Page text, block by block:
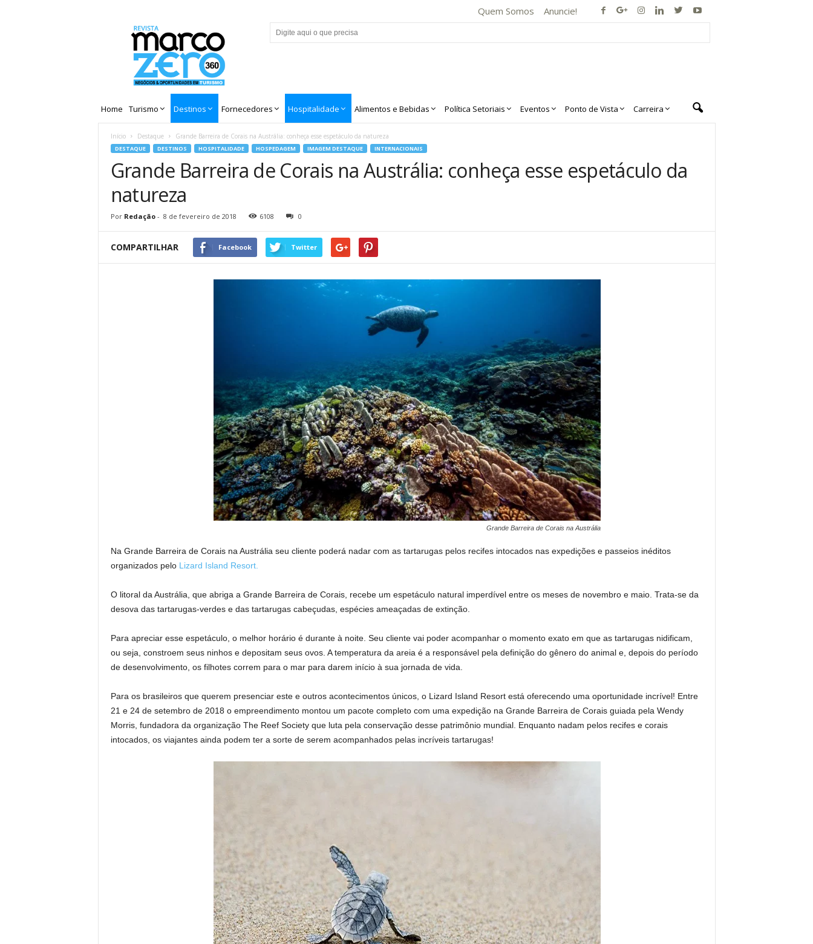
Quem Somos Anuncie!
Home Turismo Destinos Fornecedores Hospitalidade Alimentos e Bebidas Política Setoriais Eventos Ponto de Vista Carreira
Início Destaque Grande Barreira de Corais na Austrália: conheça esse espetáculo da natureza
DESTAQUE DESTINOS HOSPITALIDADE HOSPEDAGEM IMAGEM DESTAQUE INTERNACIONAIS
Grande Barreira de Corais na Austrália: conheça esse espetáculo da
natureza
Por Redação- 8 de fevereiro de 2018 6108 0
COMPARTILHAR Facebook Twitter
Grande Barreira de Corais na Austrália
Na Grande Barreira de Corais na Austrália seu cliente poderá nadar com as tartarugas pelos recifes intocados nas expedições e passeios inéditos
organizados pelo Lizard Island Resort.
O litoral da Austrália, que abriga a Grande Barreira de Corais, recebe um espetáculo natural imperdível entre os meses de novembro e maio. Trata-se da
desova das tartarugas-verdes e das tartarugas cabeçudas, espécies ameaçadas de extinção.
Para apreciar esse espetáculo, o melhor horário é durante à noite. Seu cliente vai poder acompanhar o momento exato em que as tartarugas nidificam,
ou seja, constroem seus ninhos e depositam seus ovos. A temperatura da areia é a responsável pela definição do gênero do animal e, depois do período
de desenvolvimento, os filhotes correm para o mar para darem início à sua jornada de vida.
Para os brasileiros que querem presenciar este e outros acontecimentos únicos, o Lizard Island Resort está oferecendo uma oportunidade incrível! Entre
21 e 24 de setembro de 2018 o empreendimento montou um pacote completo com uma expedição na Grande Barreira de Corais guiada pela Wendy
Morris, fundadora da organização The Reef Society que luta pela conservação desse patrimônio mundial. Enquanto nadam pelos recifes e corais
intocados, os viajantes ainda podem ter a sorte de serem acompanhados pelas incríveis tartarugas!